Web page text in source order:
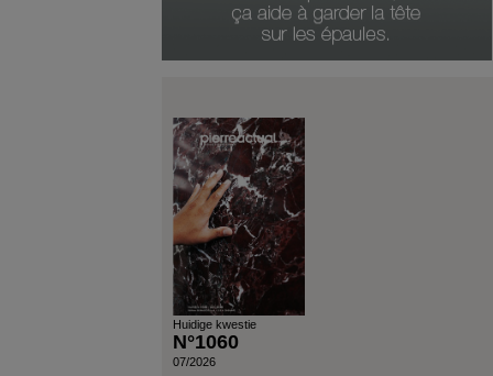
Huidige kwestie
N°1060
07/2026